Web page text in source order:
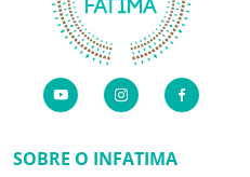
SOBRE O INFATIMA